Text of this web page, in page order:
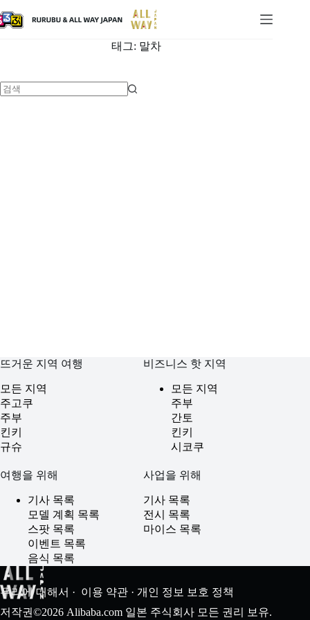
태그: 말차
뜨거운 지역 여행
모든 지역
주고쿠
주부
킨키
규슈
비즈니스 핫 지역
모든 지역
주부
간토
킨키
시코쿠
여행을 위해
기사 목록
모델 계획 목록
스팟 목록
이벤트 목록
음식 목록
사업을 위해
기사 목록
전시 목록
마이스 목록
우리에 대해서 · 이용 약관 · 개인 정보 보호 정책
저작권©2026 Alibaba.com 일본 주식회사 모든 권리 보유.